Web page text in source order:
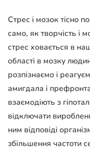
Стрес і мозок тісно
само, як творчість і
стрес ховається в
області в мозку
розпізнаємо і
амигдала і
взаємодіють з
відключати
ним відповіді
збільшення частоти